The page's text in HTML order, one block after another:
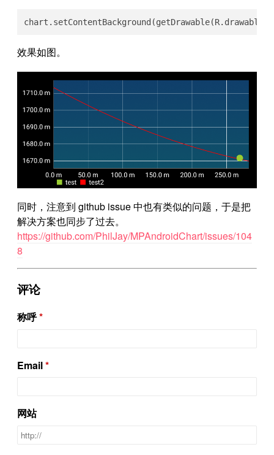
效果如图。
同时，注意到 github issue 中也有类似的问题，于是把
解决方案也同步了过去。
https://github.com/PhilJay/MPAndroidChart/issues/104
8
评论
称呼
Email
网站